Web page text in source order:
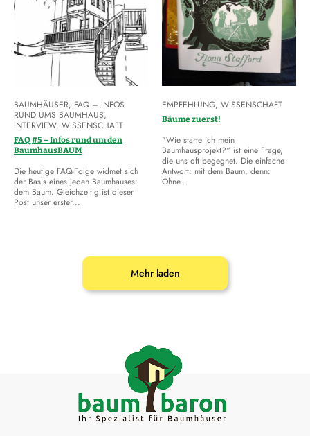
FAQ #5 – Infos rund um den
BaumhausBAUM
BAUMHÄUSER, FAQ – INFOS
RUND UMS BAUMHAUS,
INTERVIEW, WISSENSCHAFT
Die heutige FAQ-Folge widmet sich
der Basis eines jeden Baumhauses:
dem Baum. Gleichzeitig ist dieser
Post unser erster...
Bäume zuerst!
EMPFEHLUNG, WISSENSCHAFT
"Wie starte ich mein
Baumhausprojekt?“ ist eine Frage,
die uns oft begegnet. Die einfache
Antwort: mit dem Baum, denn:
Ohne...
Mehr laden